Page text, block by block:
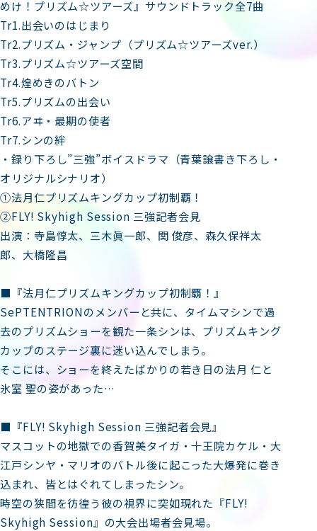
めけ！プリズム☆ツアーズ』サウンドトラック全7曲
Tr1.出会いのはじまり
Tr2.プリズム・ジャンプ（プリズム☆ツアーズver.）
Tr3.プリズム☆ツアーズ空間
Tr4.煌めきのバトン
Tr5.プリズムの出会い
Tr6.アヰ・最期の使者
Tr7.シンの絆
・録り下ろし”三強”ボイスドラマ（青葉譲書き下ろし・
オリジナルシナリオ）
①法月仁プリズムキングカップ初制覇！
②FLY! Skyhigh Session 三強記者会見
出演：寺島惇太、三木眞一郎、関 俊彦、森久保祥太
郎、大橋隆昌
■『法月仁プリズムキングカップ初制覇！』
SePTENTRIONのメンバーと共に、タイムマシンで過
去のプリズムショーを観た一条シンは、プリズムキング
カップのステージ裏に迷い込んでしまう。
そこには、ショーを終えたばかりの若き日の法月 仁と
氷室 聖の姿があった…
■『FLY! Skyhigh Session 三強記者会見』
マスコットの地獄での香賀美タイガ・十王院カケル・大
江戸シンヤ・マリオのバトル後に起こった大爆発に巻き
込まれ、皆とはぐれてしまったシン。
時空の狭間を彷徨う彼の視界に突如現れた『FLY!
Skyhigh Session』の大会出場者会見場。